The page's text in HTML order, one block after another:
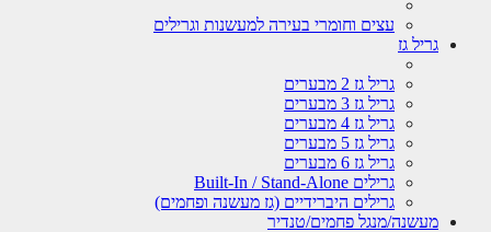
עצים וחומרי בעירה למעשנות וגרילים
גריל גז
גריל גז 2 מבערים
גריל גז 3 מבערים
גריל גז 4 מבערים
גריל גז 5 מבערים
גריל גז 6 מבערים
גרילים Built-In / Stand-Alone
גרילים היברידיים (גז מעשנה ופחמים)
מעשנה/מנגל פחמים/טנדיר